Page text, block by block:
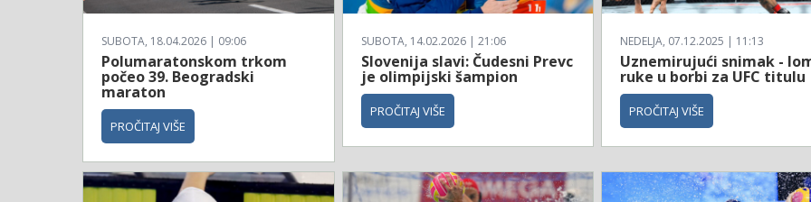
SUBOTA, 18.04.2026 | 09:06
Polumaratonskom trkom
počeo 39. Beogradski
maraton
PROČITAJ VIŠE
SUBOTA, 14.02.2026 | 21:06
Slovenija slavi: Čudesni Prevc
je olimpijski šampion
PROČITAJ VIŠE
NEDELJA, 07.12.2025 | 11:13
Uznemirujući snimak -
ruke u borbi za UFC titulu
PROČITAJ VIŠE